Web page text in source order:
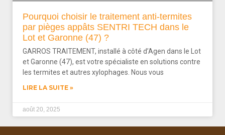
Pourquoi choisir le traitement anti-termites
par pièges appâts SENTRI TECH dans le
Lot et Garonne (47) ?
GARROS TRAITEMENT, installé à côté d’Agen dans le Lot
et Garonne (47), est votre spécialiste en solutions contre
les termites et autres xylophages. Nous vous
LIRE LA SUITE »
août 20, 2025